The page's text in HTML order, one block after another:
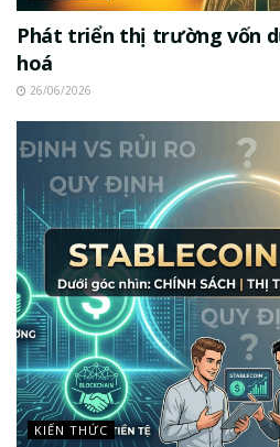
Phát triển thị trường vốn
hoá
26/06/2026
KIẾN THỨC